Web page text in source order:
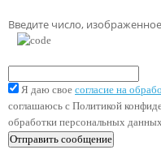
Введите число,
Я даю свое согласие на
соглашаюсь с Политикой
обработки персональных данных